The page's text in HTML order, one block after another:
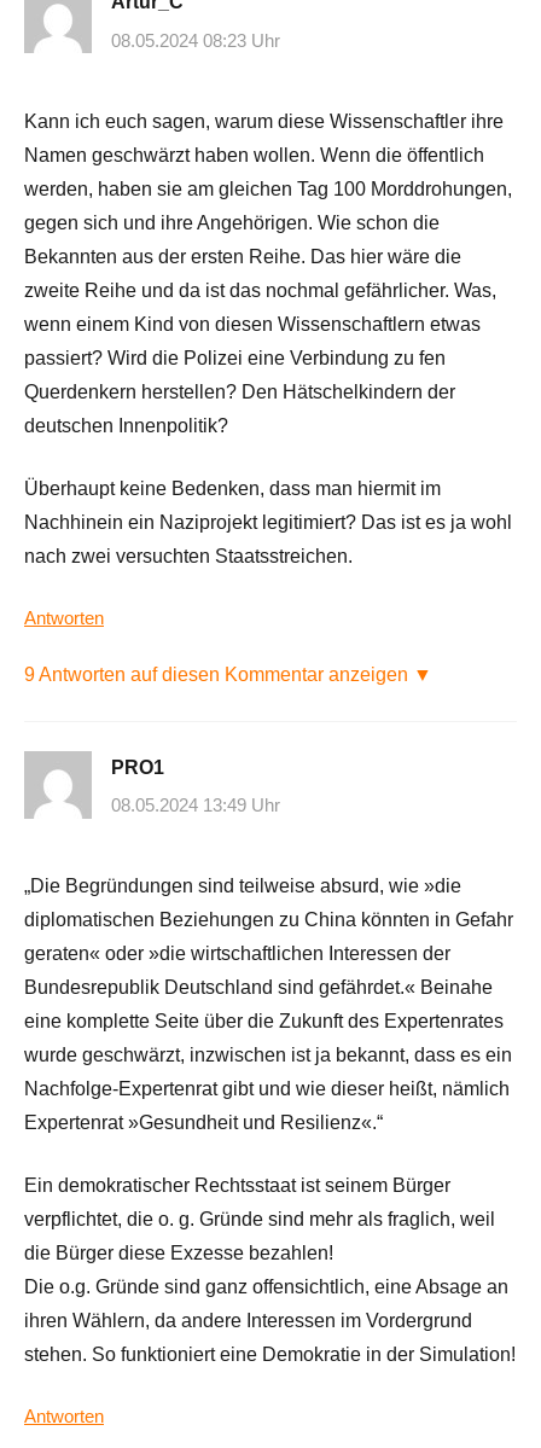
08.05.2024 08:23 Uhr
Kann ich euch sagen, warum diese Wissenschaftler ihre
Namen geschwärzt haben wollen. Wenn die öffentlich
werden, haben sie am gleichen Tag 100 Morddrohungen,
gegen sich und ihre Angehörigen. Wie schon die
Bekannten aus der ersten Reihe. Das hier wäre die
zweite Reihe und da ist das nochmal gefährlicher. Was,
wenn einem Kind von diesen Wissenschaftlern etwas
passiert? Wird die Polizei eine Verbindung zu fen
Querdenkern herstellen? Den Hätschelkindern der
deutschen Innenpolitik?
Überhaupt keine Bedenken, dass man hiermit im
Nachhinein ein Naziprojekt legitimiert? Das ist es ja wohl
nach zwei versuchten Staatsstreichen.
Antworten
9 Antworten auf diesen Kommentar anzeigen ▼
PRO1
08.05.2024 13:49 Uhr
„Die Begründungen sind teilweise absurd, wie »die
diplomatischen Beziehungen zu China könnten in Gefahr
geraten« oder »die wirtschaftlichen Interessen der
Bundesrepublik Deutschland sind gefährdet.« Beinahe
eine komplette Seite über die Zukunft des Expertenrates
wurde geschwärzt, inzwischen ist ja bekannt, dass es ein
Nachfolge-Expertenrat gibt und wie dieser heißt, nämlich
Expertenrat »Gesundheit und Resilienz«.“
Ein demokratischer Rechtsstaat ist seinem Bürger
verpflichtet, die o. g. Gründe sind mehr als fraglich, weil
die Bürger diese Exzesse bezahlen!
Die o.g. Gründe sind ganz offensichtlich, eine Absage an
ihren Wählern, da andere Interessen im Vordergrund
stehen. So funktioniert eine Demokratie in der Simulation!
Antworten